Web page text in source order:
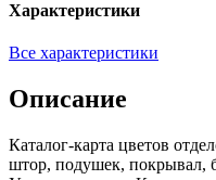
Характеристики
Все характеристики
Описание
Каталог-карта цветов
штор, подушек, покрывал,